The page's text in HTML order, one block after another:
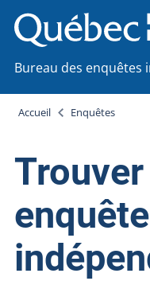
Bureau des enquêtes
Accueil Enquêtes
enquête